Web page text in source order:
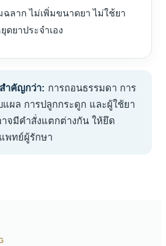
ลาก ไม่เพิ่มขนาดยา ไม่ใช้ยา
ดยาประจำเอง
ำคัญกว่า: การถอนธรรมดา การ
ผล การปลูกกระดูก และผู้ใช้ยา
จมีคำสั่งแตกต่างกัน ให้ยึด
พทย์ผู้รักษา